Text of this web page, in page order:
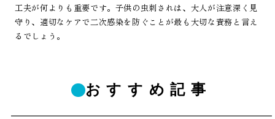
工夫が何よりも重要です。子供の虫刺されは、大人が注意深く見
守り、適切なケアで二次感染を防ぐことが最も大切な責務と言え
るでしょう。
おすすめ記事